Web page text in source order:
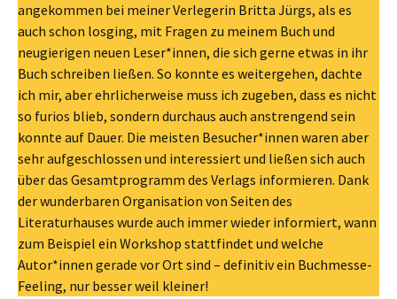
angekommen bei meiner Verlegerin Britta Jürgs, als es
auch schon losging, mit Fragen zu meinem Buch und
neugierigen neuen Leser*innen, die sich gerne etwas in ihr
Buch schreiben ließen. So konnte es weitergehen, dachte
ich mir, aber ehrlicherweise muss ich zugeben, dass es nicht
so furios blieb, sondern durchaus auch anstrengend sein
konnte auf Dauer. Die meisten Besucher*innen waren aber
sehr aufgeschlossen und interessiert und ließen sich auch
über das Gesamtprogramm des Verlags informieren. Dank
der wunderbaren Organisation von Seiten des
Literaturhauses wurde auch immer wieder informiert, wann
zum Beispiel ein Workshop stattfindet und welche
Autor*innen gerade vor Ort sind – definitiv ein Buchmesse-
Feeling, nur besser weil kleiner!